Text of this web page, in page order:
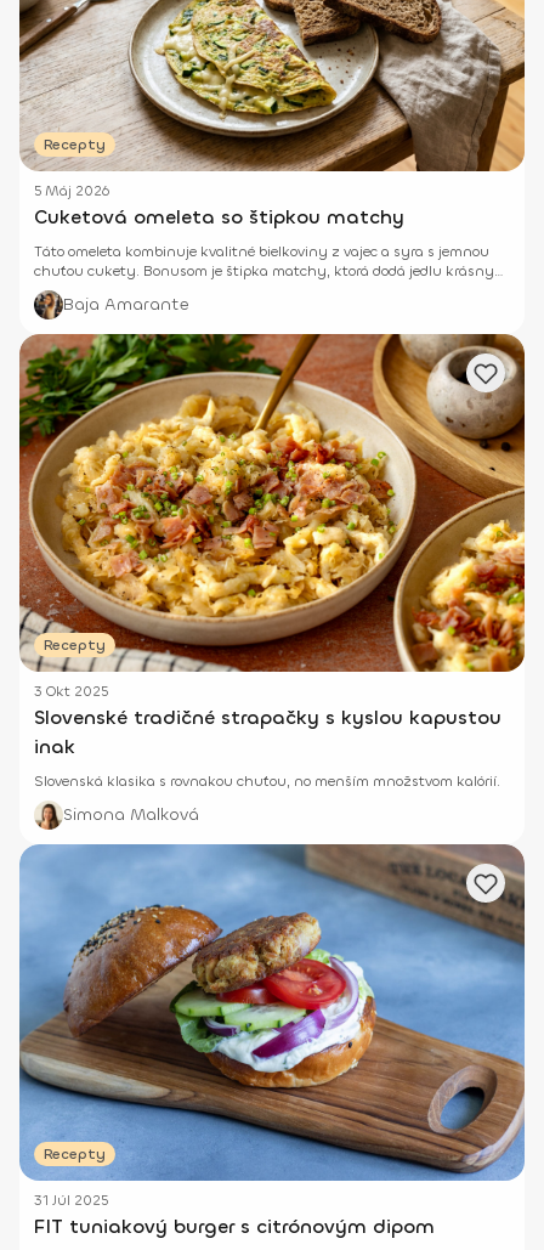
Recepty
5 Máj 2026
Cuketová omeleta so štipkou matchy
Táto omeleta kombinuje kvalitné bielkoviny z vajec a syra s jemnou
chuťou cukety. Bonusom je štipka matchy, ktorá dodá jedlu krásny
farebný nádych a obohatí ho o antioxidanty.
Baja Amarante
Recepty
3 Okt 2025
Slovenské tradičné strapačky s kyslou kapustou
inak
Slovenská klasika s rovnakou chuťou, no menším množstvom kalórií.
Simona Malková
Recepty
31 Júl 2025
FIT tuniakový burger s citrónovým dipom